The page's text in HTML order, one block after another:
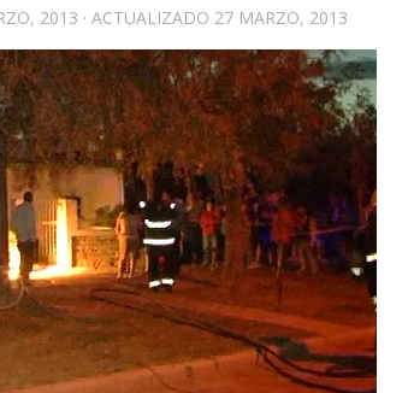
2013 · ACTUALIZADO 27 MARZO, 2013